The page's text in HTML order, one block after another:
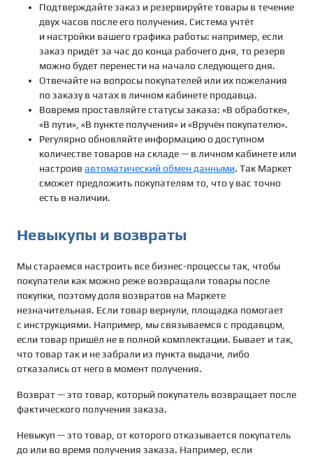
Подтверждайте заказ и резервируйте товары в течение
двух часов после его получения. Система учтёт
и настройки вашего графика работы: например, если
заказ придёт за час до конца рабочего дня, то резерв
можно будет перенести на начало следующего дня.
Отвечайте на вопросы покупателей или их пожелания
по заказу в чатах в личном кабинете продавца.
Вовремя проставляйте статусы заказа: «В обработке»,
«В пути», «В пункте получения» и «Вручён покупателю».
Регулярно обновляйте информацию о доступном
количестве товаров на складе — в личном кабинете или
настроивавтоматический обмен данными. Так Маркет
сможет предложить покупателям то, что у вас точно
есть в наличии.
Невыкупы и возвраты
Мы стараемся настроить все бизнес-процессы так, чтобы
покупатели как можно реже возвращали товары после
покупки, поэтому доля возвратов на Маркете
незначительная. Если товар вернули, площадка помогает
с инструкциями. Например, мы связываемся с продавцом,
если товар пришёл не в полной комплектации. Бывает и так,
что товар так и не забрали из пункта выдачи, либо
отказались от него в момент получения.
Возврат — это товар, который покупатель возвращает после
фактического получения заказа.
Невыкуп — это товар, от которого отказывается покупатель
до или во время получения заказа. Например, если